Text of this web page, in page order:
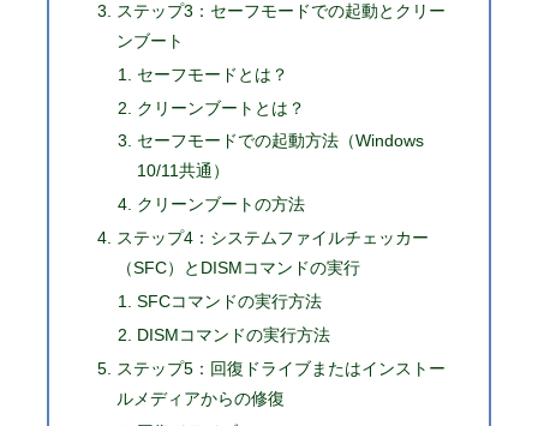
ステップ3：セーフモードでの起動とクリー
ンブート
セーフモードとは？
クリーンブートとは？
セーフモードでの起動方法（Windows
10/11共通）
クリーンブートの方法
ステップ4：システムファイルチェッカー
（SFC）とDISMコマンドの実行
SFCコマンドの実行方法
DISMコマンドの実行方法
ステップ5：回復ドライブまたはインストー
ルメディアからの修復